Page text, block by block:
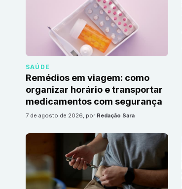
SAÚDE
Remédios em viagem: como
organizar horário e transportar
medicamentos com segurança
7 de agosto de 2026, por Redação Sara